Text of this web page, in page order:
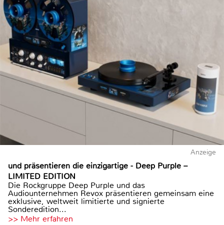
Anzeige
und präsentieren die einzigartige - Deep Purple –
LIMITED EDITION
Die Rockgruppe Deep Purple und das
Audiounternehmen Revox präsentieren gemeinsam eine
exklusive, weltweit limitierte und signierte
Sonderedition...
>> Mehr erfahren